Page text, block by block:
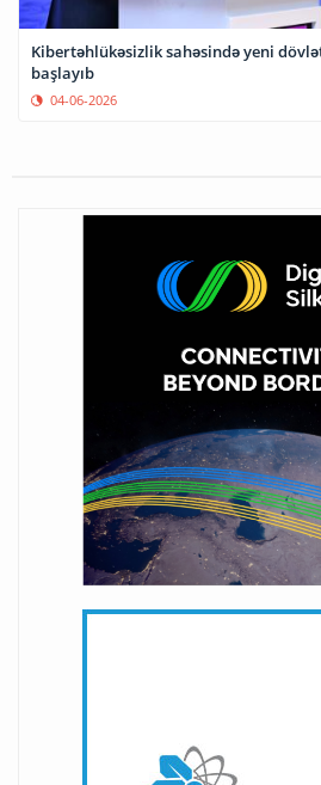
Kibertəhlükəsizlik sahəsində yeni
başlayıb
04-06-2026